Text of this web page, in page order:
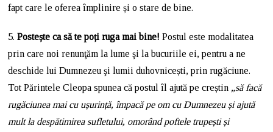
fapt care le oferea împlinire și o stare de bine.
5.Postește ca să te poți ruga mai bine!Postul este modalitatea
prin care noi renunţăm la lume şi la bucuriile ei, pentru a ne
deschide lui Dumnezeu şi lumii duhovnicești, prin rugăciune.
Tot Părintele Cleopa spunea că postul îl ajută pe creștin „să facă
rugăciunea mai cu ușurință, împacă pe om cu Dumnezeu și ajută
mult la despătimirea sufletului, omorând poftele trupești și